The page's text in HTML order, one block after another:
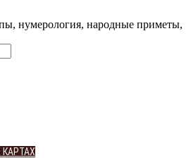
нумерология, народные приметы,
КАРТАХ